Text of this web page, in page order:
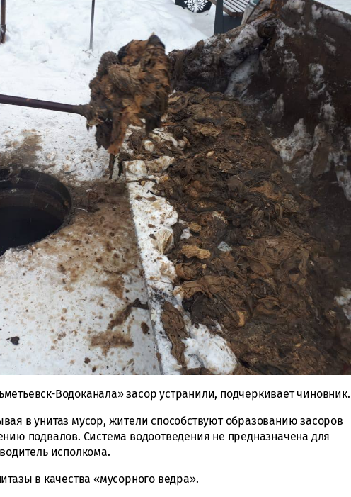
Водоканала» засор устранили, подчеркивает чиновник.
в унитаз мусор, жители способствуют образованию засоров
подвалов. Система водоотведения не предназначена для
исполкома.
в качества «мусорного ведра».